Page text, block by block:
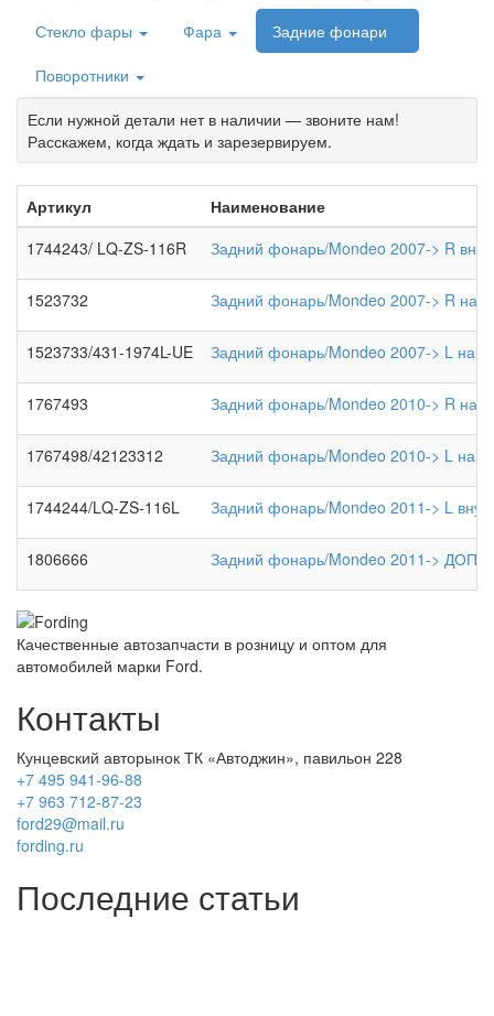
Стекло фары
Фара
Задние фонари
Поворотники
Если нужной детали нет в наличии — звоните нам!
Расскажем, когда ждать и зарезервируем.
Артикул
Наименование
1744243/ LQ-ZS-116R
Задний фонарь/Mondeo 2007-> R
1523732 Задний фонарь/Mondeo 2007-> R
1523733/431-1974L-UE Задний фонарь/Mondeo 2007-> L
1767493 Задний фонарь/Mondeo 2010-> R
1767498/42123312 Задний фонарь/Mondeo 2010-> L
1744244/LQ-ZS-116L Задний фонарь/Mondeo 2011-> L
1806666 Задний фонарь/Mondeo 2011-> ДОП
Качественные автозапчасти в розницу и оптом для
автомобилей марки Ford.
Контакты
Кунцевский авторынок ТК «Автоджин», павильон 228
+7 495 941-96-88
+7 963 712-87-23
ford29@mail.ru
fording.ru
Последние статьи